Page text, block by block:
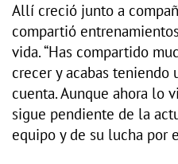
Allí creció junto a
compartió
vida. “Has compartido
crecer y acabas teniendo
cuenta. Aunque ahora lo
sigue pendiente de la
equipo y de su lucha por